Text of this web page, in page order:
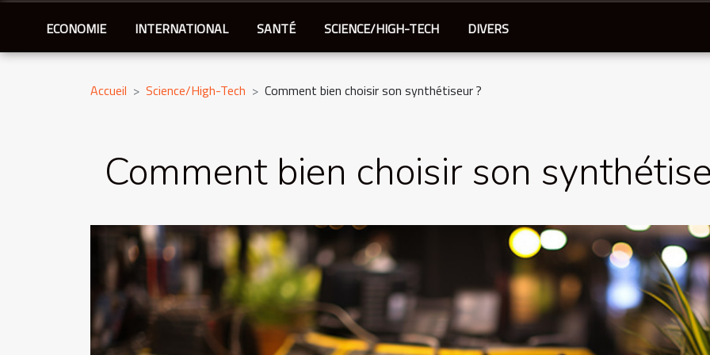
ECONOMIE INTERNATIONAL SANTÉ SCIENCE/HIGH-TECH DIVERS
Accueil Science/High-Tech Comment bien choisir son synthétiseur ?
Comment bien choisir son